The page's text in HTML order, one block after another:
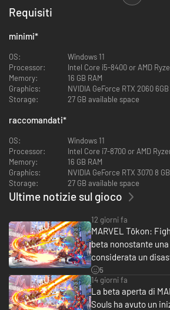
MARVEL Tōkon: Fighting Souls
Crea il tuo team di leggendari personaggi Marvel
squadre 4v4 definitivo, realizzato da PlayStation
Works e Marvel Games.
È tempo di creare la squadra dei tuoi sogni e
4v4. Scegli i tuoi personaggi Marvel preferiti in
supereroi e cattivi più amati, ridisegnati in una
aggiungeranno alla lotta.
Requisiti
minimi*
OS:
Windows 11
Processor:
Intel Core i5-8400 or AMD
Memory:
16 GB RAM
Graphics:
NVIDIA GeForce RTX 2060
Storage:
27 GB available space
raccomandati*
OS:
Windows 11
Processor:
Intel Core i7-8700 or AMD
Memory:
16 GB RAM
Graphics:
NVIDIA GeForce RTX 3070 8
Storage:
27 GB available space
Ultime notizie sul gioco
12 giorni fa
MARVEL Tōkon:
beta nonostante
considerata un
5
14 giorni fa
La beta aperta di
Souls ha avuto un